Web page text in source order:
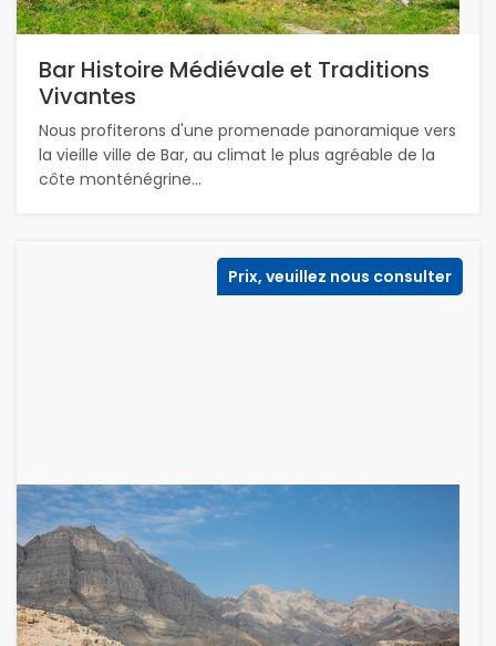
Bar Histoire Médiévale et Traditions
Vivantes
Nous profiterons d'une promenade panoramique vers
la vieille ville de Bar, au climat le plus agréable de la
côte monténégrine...
Prix, veuillez nous consulter